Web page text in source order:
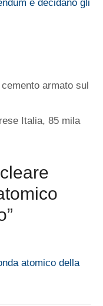
e decidano gli
armato sul
Italia, 85 mila
atomico della